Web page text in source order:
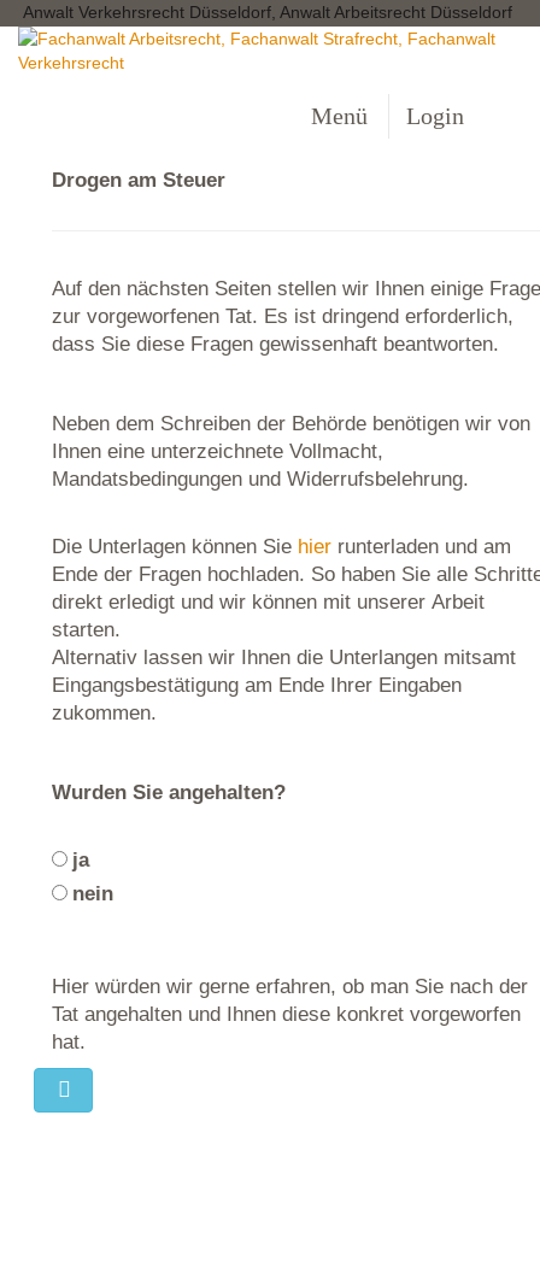
Anwalt Verkehrsrecht Düsseldorf, Anwalt Arbeitsrecht Düsseldorf
Menü Login
Drogen am Steuer
Auf den nächsten Seiten stellen wir Ihnen einige
zur vorgeworfenen Tat. Es ist dringend erforderlich,
dass Sie diese Fragen gewissenhaft beantworten.
Neben dem Schreiben der Behörde benötigen wir von
Ihnen eine unterzeichnete Vollmacht,
Mandatsbedingungen und Widerrufsbelehrung.
Die Unterlagen können Sie hier runterladen und am
Ende der Fragen hochladen. So haben Sie alle
direkt erledigt und wir können mit unserer Arbeit
starten.
Alternativ lassen wir Ihnen die Unterlangen mitsamt
Eingangsbestätigung am Ende Ihrer Eingaben
zukommen.
Wurden Sie angehalten?
ja
nein
Hier würden wir gerne erfahren, ob man Sie nach der
Tat angehalten und Ihnen diese konkret vorgeworfen
hat.